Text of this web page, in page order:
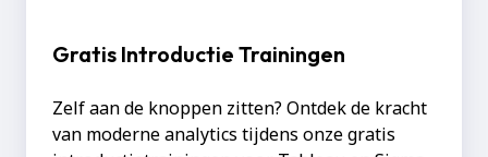
Gratis Introductie Trainingen
Zelf aan de knoppen zitten? Ontdek de kracht
van moderne analytics tijdens onze gratis